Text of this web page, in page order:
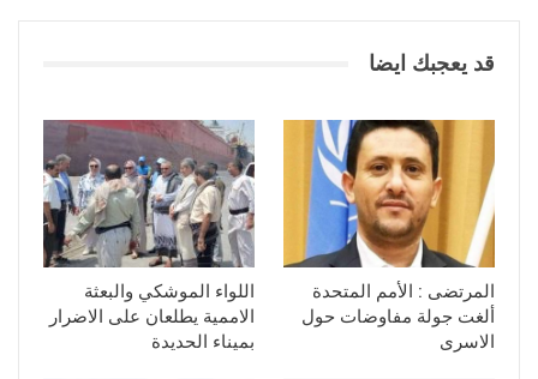
قد يعجبك ايضا
المرتضى : الأمم المتحدة
ألغت جولة مفاوضات حول
الاسرى
اللواء الموشكي والبعثة
الاممية يطلعان على الاضرار
بميناء الحديدة